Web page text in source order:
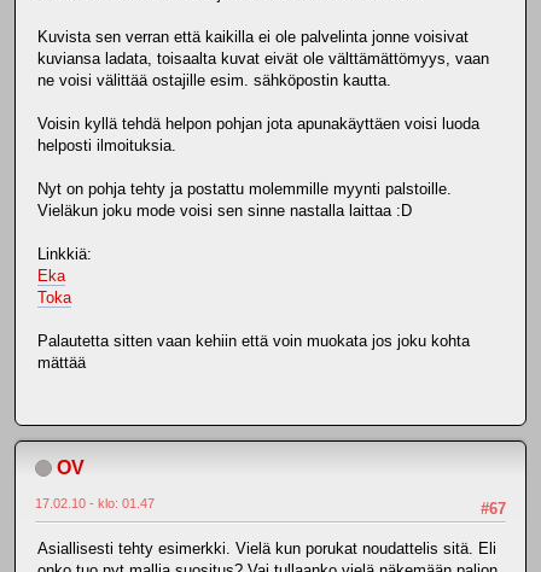
Kuvista sen verran että kaikilla ei ole palvelinta jonne voisivat
kuviansa ladata, toisaalta kuvat eivät ole välttämättömyys, vaan
ne voisi välittää ostajille esim. sähköpostin kautta.
Voisin kyllä tehdä helpon pohjan jota apunakäyttäen voisi luoda
helposti ilmoituksia.
Nyt on pohja tehty ja postattu molemmille myynti palstoille.
Vieläkun joku mode voisi sen sinne nastalla laittaa :D
Linkkiä:
Eka
Toka
Palautetta sitten vaan kehiin että voin muokata jos joku kohta
mättää
OV
#67
17.02.10 - klo: 01.47
Asiallisesti tehty esimerkki. Vielä kun porukat noudattelis sitä. Eli